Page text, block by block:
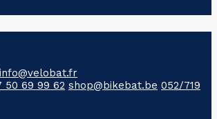
info@velobat.fr
50 69 99 62 shop@bikebat.be 052/719